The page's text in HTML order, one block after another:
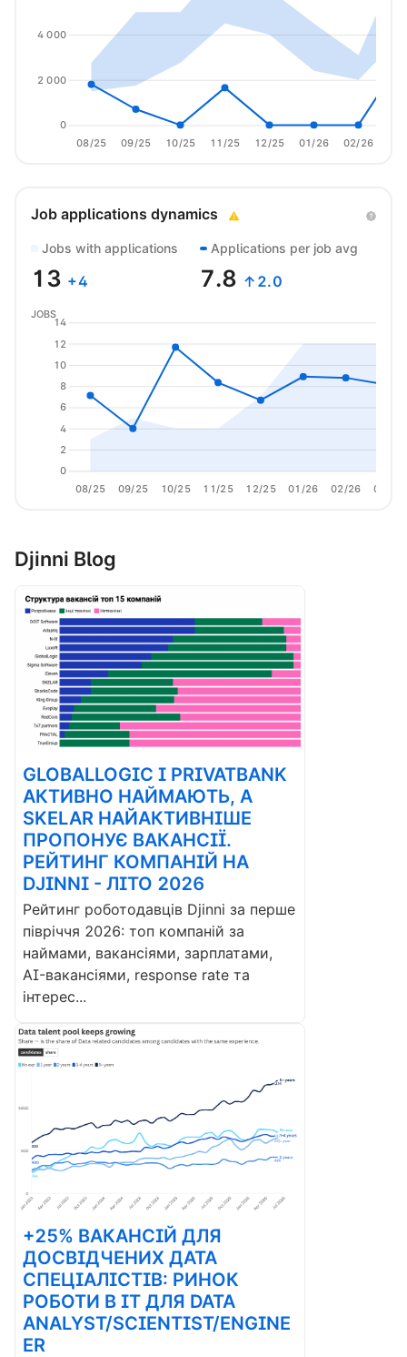
08/25 09/25 10/25 11/25 12/25 01/26 02/26
0
2 000
4 000
Job applications dynamics
Jobs with applications
13 +4
Applications per job avg
7.8 ↑2.0
08/25 09/25 10/25 11/25 12/25 01/26 02/26 03/26
0
2
4
6
8
10
12
14
JOBS
Djinni Blog
GLOBALLOGIC І PRIVATBANK
АКТИВНО НАЙМАЮТЬ, А
SKELAR НАЙАКТИВНІШЕ
ПРОПОНУЄ ВАКАНСІЇ.
РЕЙТИНГ КОМПАНІЙ НА
DJINNI - ЛІТО 2026
Рейтинг роботодавців Djinni за перше
півріччя 2026: топ компаній за
наймами, вакансіями, зарплатами,
AI-вакансіями, response rate та
інтерес...
+25% ВАКАНСІЙ ДЛЯ
ДОСВІДЧЕНИХ ДАТА
СПЕЦІАЛІСТІВ: РИНОК
РОБОТИ В ІТ ДЛЯ DATA
ANALYST/SCIENTIST/ENGINE
ER